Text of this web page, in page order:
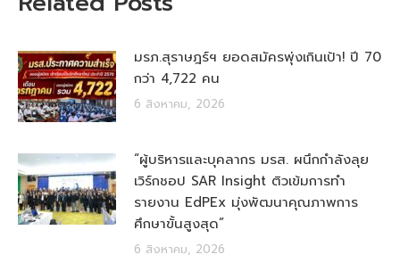
มรภ.สุราษฎร์ฯ ยอดสมัครพุ่งเกินเป้า! ปี 70
กว่า 4,722 คน
6 สิงหาคม, 2026
“ผู้บริหารและบุคลากร มรส. ผนึกกำลังลุย
เวิร์กชอป SAR Insight ติวเข้มการทำ
รายงาน EdPEx มุ่งพัฒนาคุณภาพการ
ศึกษาขั้นสูงสุด”
6 สิงหาคม, 2026